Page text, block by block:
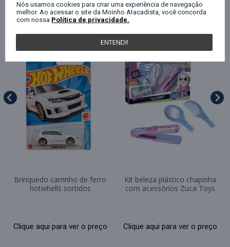
QUEM COMPROU ESTE PRODUTO,
Brinquedo carrinho de ferro
hotwhells sortidos
Clique aqui para ver o preço
Kit beleza plástico chapinha
com acessórios Zuca Toys
Clique aqui para ver o preço
Nós usamos cookies para criar uma experiência de navegação
melhor. Ao acessar o site da Moinho Atacadista, você concorda
com nossa Política de privacidade.
ENTENDI!